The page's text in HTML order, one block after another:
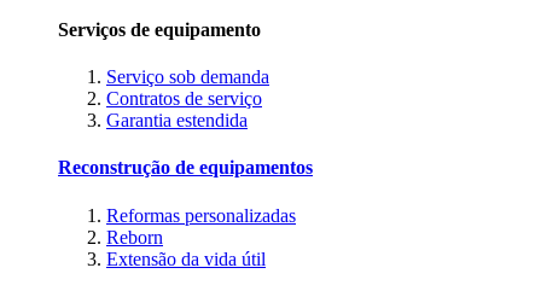
Serviços de equipamento
Serviço sob demanda
Contratos de serviço
Garantia estendida
Reconstrução de equipamentos
Reformas personalizadas
Reborn
Extensão da vida útil